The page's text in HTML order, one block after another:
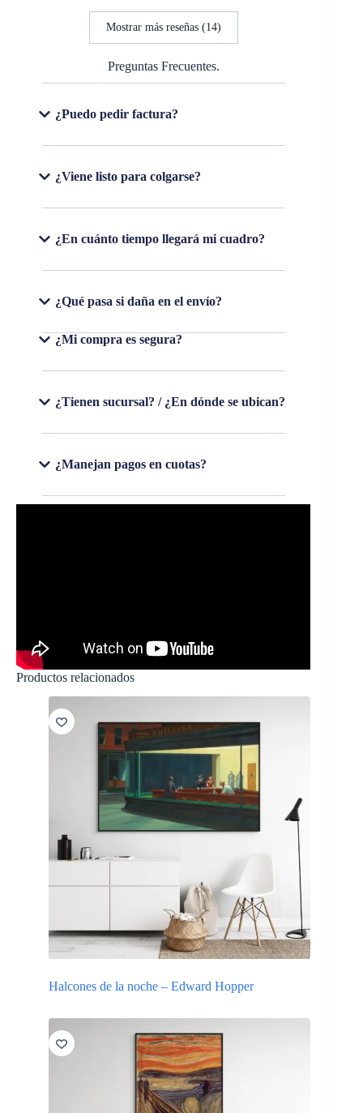
Mostrar más reseñas (14)
Preguntas Frecuentes.
¿Puedo pedir factura?
¿Viene listo para colgarse?
¿En cuánto tiempo llegará mi cuadro?
¿Qué pasa si daña en el envío?
¿Mi compra es segura?
¿Tienen sucursal? / ¿En dónde se ubican?
¿Manejan pagos en cuotas?
Productos relacionados
Halcones de la noche – Edward Hopper